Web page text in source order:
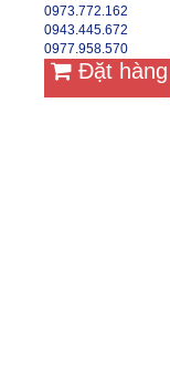
0973.772.162
0943.445.672
0977.958.570
Đặt hàng